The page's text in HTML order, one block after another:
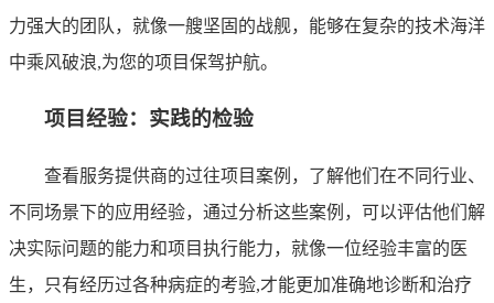
力强大的团队，就像一艘坚固的战舰，能够在复杂的技术海洋
中乘风破浪,为您的项目保驾护航。
项目经验：实践的检验
查看服务提供商的过往项目案例，了解他们在不同行业、
不同场景下的应用经验，通过分析这些案例，可以评估他们解
决实际问题的能力和项目执行能力，就像一位经验丰富的医
生，只有经历过各种病症的考验,才能更加准确地诊断和治疗